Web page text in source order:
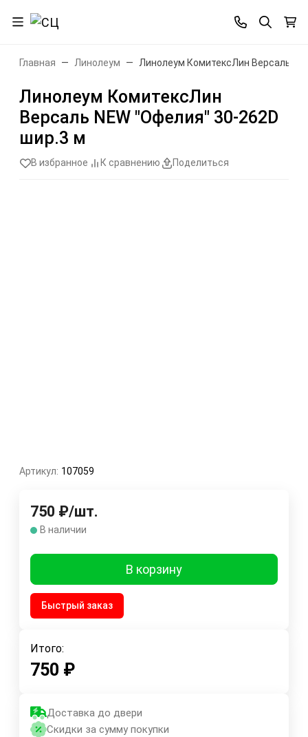
Главная Линолеум Линолеум КомитексЛин Версаль
Линолеум КомитексЛин
Версаль NEW "Офелия" 30-262D
шир.3 м
В избранное К сравнению Поделиться
Артикул: 107059
750 ₽/шт.
В наличии
В корзину
Быстрый заказ
Итого:
750 ₽
Доставка до двери
Скидки за сумму покупки